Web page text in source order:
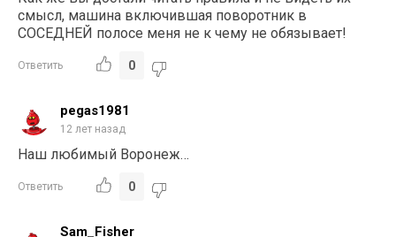
смысл, машина включившая поворотник в
СОСЕДНЕЙ полосе меня не к чему не обязывает!
Ответить 0
pegas1981
12 лет назад
Наш любимый Воронеж…
Ответить 0
Sam_Fisher